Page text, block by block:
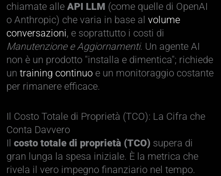
chiamate alleAPI LLM (come quelle di OpenAI
o Anthropic) che varia in base alvolume
conversazioni, e soprattutto i costi di
Manutenzione e Aggiornamenti. Un agente AI
non è un prodotto "installa e dimentica"; richiede
untraining continuo e un monitoraggio costante
per rimanere efficace.
Il Costo Totale di Proprietà (TCO): La Cifra che
Conta Davvero
Ilcosto totale di proprietà (TCO) supera di
gran lunga la spesa iniziale. È la metrica che
rivela il vero impegno finanziario nel tempo.